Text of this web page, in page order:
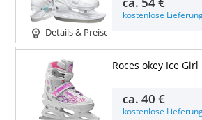
Details & Preise
kostenlose
Roces okey Ice Girl
ca.40 €
kostenlose